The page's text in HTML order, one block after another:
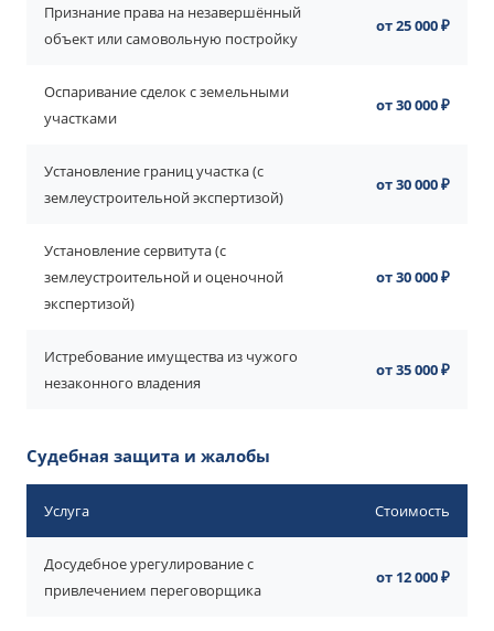
Признание права на незавершённый
объект или самовольную постройку
от 25 000 ₽
Оспаривание сделок с земельными
участками
от 30 000 ₽
Установление границ участка (с
землеустроительной экспертизой)
от 30 000 ₽
Установление сервитута (с
землеустроительной и оценочной
экспертизой)
от 30 000 ₽
Истребование имущества из чужого
незаконного владения
от 35 000 ₽
Судебная защита и жалобы
Услуга Стоимость
Досудебное урегулирование с
привлечением переговорщика
от 12 000 ₽